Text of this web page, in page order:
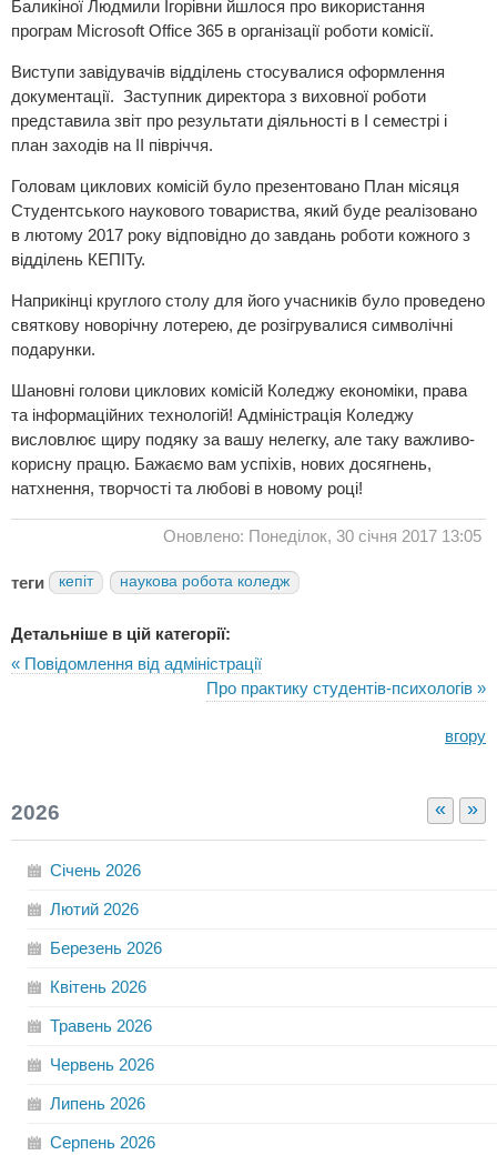
Баликіної Людмили Ігорівни йшлося про використання
програм Microsoft Office 365 в організації роботи комісії.
Виступи завідувачів відділень стосувалися оформлення
документації. Заступник директора з виховної роботи
представила звіт про результати діяльності в І семестрі і
план заходів на ІІ півріччя.
Головам циклових комісій було презентовано План місяця
Студентського наукового товариства, який буде реалізовано
в лютому 2017 року відповідно до завдань роботи кожного з
відділень КЕПІТу.
Наприкінці круглого столу для його учасників було проведено
святкову новорічну лотерею, де розігрувалися символічні
подарунки.
Шановні голови циклових комісій Коледжу економіки, права
та інформаційних технологій! Адміністрація Коледжу
висловлює щиру подяку за вашу нелегку, але таку важливо-
корисну працю. Бажаємо вам успіхів, нових досягнень,
натхнення, творчості та любові в новому році!
Оновлено: Понеділок, 30 січня 2017 13:05
теги кепіт наукова робота коледж
Детальніше в цій категорії:
« Повідомлення від адміністрації
Про практику студентів-психологів »
вгору
« »
2026
Січень 2026
Лютий 2026
Березень 2026
Квітень 2026
Травень 2026
Червень 2026
Липень 2026
Серпень 2026